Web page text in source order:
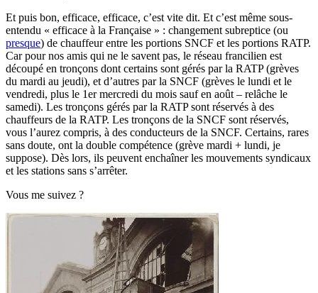
Et puis bon, efficace, efficace, c’est vite dit. Et c’est même sous-
entendu « efficace à la Française » : changement subreptice (ou
presque) de chauffeur entre les portions SNCF et les portions RATP.
Car pour nos amis qui ne le savent pas, le réseau francilien est
découpé en tronçons dont certains sont gérés par la RATP (grèves
du mardi au jeudi), et d’autres par la SNCF (grèves le lundi et le
vendredi, plus le 1er mercredi du mois sauf en août – relâche le
samedi). Les tronçons gérés par la RATP sont réservés à des
chauffeurs de la RATP. Les tronçons de la SNCF sont réservés,
vous l’aurez compris, à des conducteurs de la SNCF. Certains, rares
sans doute, ont la double compétence (grève mardi + lundi, je
suppose). Dès lors, ils peuvent enchaîner les mouvements syndicaux
et les stations sans s’arrêter.
Vous me suivez ?